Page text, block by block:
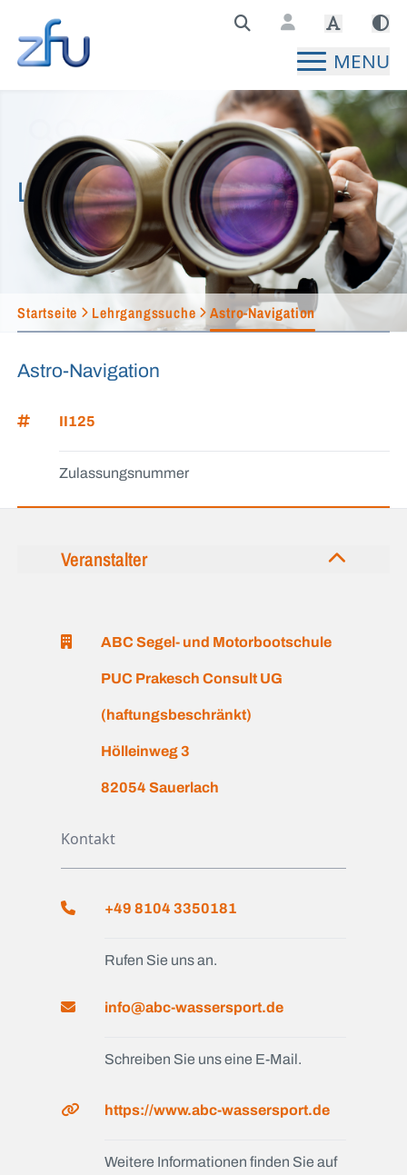
Zentralstelle für Fernunterricht Hauptseite
MENU
Lehrgangssuche
Startseite Lehrgangssuche Astro-Navigation
Astro-Navigation
II125
Zulassungsnummer
Veranstalter
ABC Segel- und Motorbootschule
PUC Prakesch Consult UG
(haftungsbeschränkt)
Hölleinweg 3
82054 Sauerlach
Kontakt
+49 8104 3350181
Rufen Sie uns an.
info@abc-wassersport.de
Schreiben Sie uns eine E-Mail.
https://www.abc-wassersport.de
Weitere Informationen finden Sie auf